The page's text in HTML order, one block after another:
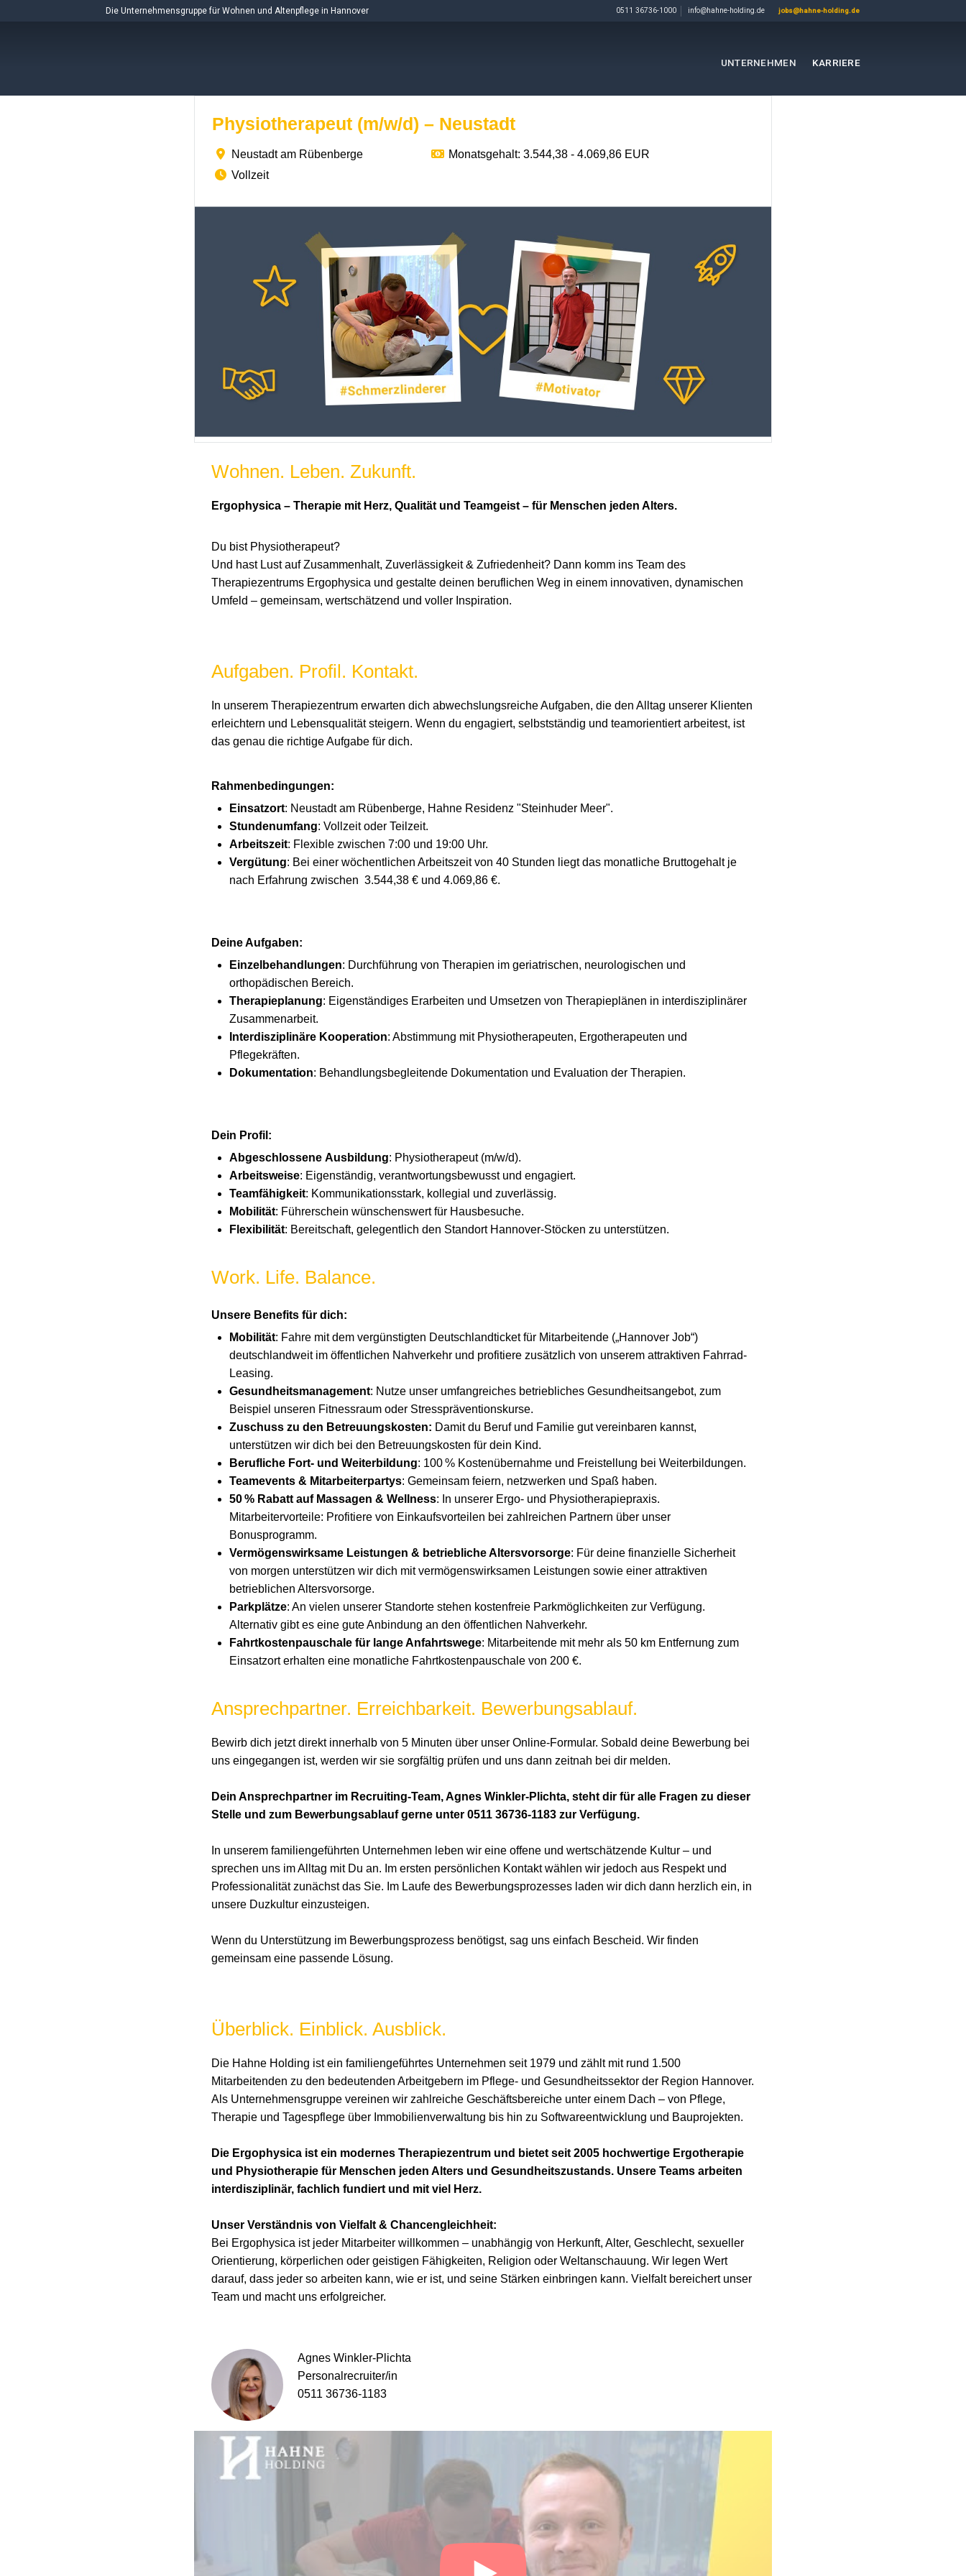
Die Unternehmensgruppe für Wohnen und Altenpflege in Hannover 0511 36736-1000 info@hahne-holding.de jobs@hahne-holding.de
UNTERNEHMEN KARRIERE
Physiotherapeut (m/w/d) – Neustadt
Neustadt am Rübenberge
Vollzeit
Monatsgehalt: 3.544,38 - 4.069,86 EUR
Wohnen. Leben. Zukunft.
Ergophysica – Therapie mit Herz, Qualität und Teamgeist – für Menschen jeden Alters.
Du bist Physiotherapeut?
Und hast Lust auf Zusammenhalt, Zuverlässigkeit & Zufriedenheit? Dann komm ins Team des
Therapiezentrums Ergophysica und gestalte deinen beruflichen Weg in einem innovativen, dynamischen
Umfeld – gemeinsam, wertschätzend und voller Inspiration.
Aufgaben. Profil. Kontakt.
In unserem Therapiezentrum erwarten dich abwechslungsreiche Aufgaben, die den Alltag unserer Klienten
erleichtern und Lebensqualität steigern. Wenn du engagiert, selbstständig und teamorientiert arbeitest, ist
das genau die richtige Aufgabe für dich.
Rahmenbedingungen:
Einsatzort: Neustadt am Rübenberge, Hahne Residenz "Steinhuder Meer".
Stundenumfang: Vollzeit oder Teilzeit.
Arbeitszeit: Flexible zwischen 7:00 und 19:00 Uhr.
Vergütung: Bei einer wöchentlichen Arbeitszeit von 40 Stunden liegt das monatliche Bruttogehalt je
nach Erfahrung zwischen 3.544,38 € und 4.069,86 €.
Deine Aufgaben:
Einzelbehandlungen: Durchführung von Therapien im geriatrischen, neurologischen und
orthopädischen Bereich.
Therapieplanung: Eigenständiges Erarbeiten und Umsetzen von Therapieplänen in interdisziplinärer
Zusammenarbeit.
Interdisziplinäre Kooperation: Abstimmung mit Physiotherapeuten, Ergotherapeuten und
Pflegekräften.
Dokumentation: Behandlungsbegleitende Dokumentation und Evaluation der Therapien.
Dein Profil:
Abgeschlossene Ausbildung: Physiotherapeut (m/w/d).
Arbeitsweise: Eigenständig, verantwortungsbewusst und engagiert.
Teamfähigkeit: Kommunikationsstark, kollegial und zuverlässig.
Mobilität: Führerschein wünschenswert für Hausbesuche.
Flexibilität: Bereitschaft, gelegentlich den Standort Hannover-Stöcken zu unterstützen.
Work. Life. Balance.
Unsere Benefits für dich:
Mobilität: Fahre mit dem vergünstigten Deutschlandticket für Mitarbeitende („Hannover Job“)
deutschlandweit im öffentlichen Nahverkehr und profitiere zusätzlich von unserem attraktiven Fahrrad-
Leasing.
Gesundheitsmanagement: Nutze unser umfangreiches betriebliches Gesundheitsangebot, zum
Beispiel unseren Fitnessraum oder Stresspräventionskurse.
Zuschuss zu den Betreuungskosten: Damit du Beruf und Familie gut vereinbaren kannst,
unterstützen wir dich bei den Betreuungskosten für dein Kind.
Berufliche Fort- und Weiterbildung: 100 % Kostenübernahme und Freistellung bei Weiterbildungen.
Teamevents & Mitarbeiterpartys: Gemeinsam feiern, netzwerken und Spaß haben.
50 % Rabatt auf Massagen & Wellness: In unserer Ergo- und Physiotherapiepraxis.
Mitarbeitervorteile: Profitiere von Einkaufsvorteilen bei zahlreichen Partnern über unser
Bonusprogramm.
Vermögenswirksame Leistungen & betriebliche Altersvorsorge: Für deine finanzielle Sicherheit
von morgen unterstützen wir dich mit vermögenswirksamen Leistungen sowie einer attraktiven
betrieblichen Altersvorsorge.
Parkplätze: An vielen unserer Standorte stehen kostenfreie Parkmöglichkeiten zur Verfügung.
Alternativ gibt es eine gute Anbindung an den öffentlichen Nahverkehr.
Fahrtkostenpauschale für lange Anfahrtswege: Mitarbeitende mit mehr als 50 km Entfernung zum
Einsatzort erhalten eine monatliche Fahrtkostenpauschale von 200 €.
Ansprechpartner. Erreichbarkeit. Bewerbungsablauf.
Bewirb dich jetzt direkt innerhalb von 5 Minuten über unser Online-Formular. Sobald deine Bewerbung bei
uns eingegangen ist, werden wir sie sorgfältig prüfen und uns dann zeitnah bei dir melden.
Dein Ansprechpartner im Recruiting-Team, Agnes Winkler-Plichta, steht dir für alle Fragen zu dieser
Stelle und zum Bewerbungsablauf gerne unter 0511 36736-1183 zur Verfügung.
In unserem familiengeführten Unternehmen leben wir eine offene und wertschätzende Kultur – und
sprechen uns im Alltag mit Du an. Im ersten persönlichen Kontakt wählen wir jedoch aus Respekt und
Professionalität zunächst das Sie. Im Laufe des Bewerbungsprozesses laden wir dich dann herzlich ein, in
unsere Duzkultur einzusteigen.
Wenn du Unterstützung im Bewerbungsprozess benötigst, sag uns einfach Bescheid. Wir finden
gemeinsam eine passende Lösung.
Überblick. Einblick. Ausblick.
Die Hahne Holding ist ein familiengeführtes Unternehmen seit 1979 und zählt mit rund 1.500
Mitarbeitenden zu den bedeutenden Arbeitgebern im Pflege- und Gesundheitssektor der Region Hannover.
Als Unternehmensgruppe vereinen wir zahlreiche Geschäftsbereiche unter einem Dach – von Pflege,
Therapie und Tagespflege über Immobilienverwaltung bis hin zu Softwareentwicklung und Bauprojekten.
Die Ergophysica ist ein modernes Therapiezentrum und bietet seit 2005 hochwertige Ergotherapie
und Physiotherapie für Menschen jeden Alters und Gesundheitszustands. Unsere Teams arbeiten
interdisziplinär, fachlich fundiert und mit viel Herz.
Unser Verständnis von Vielfalt & Chancengleichheit:
Bei Ergophysica ist jeder Mitarbeiter willkommen – unabhängig von Herkunft, Alter, Geschlecht, sexueller
Orientierung, körperlichen oder geistigen Fähigkeiten, Religion oder Weltanschauung. Wir legen Wert
darauf, dass jeder so arbeiten kann, wie er ist, und seine Stärken einbringen kann. Vielfalt bereichert unser
Team und macht uns erfolgreicher.
Agnes Winkler-Plichta
Personalrecruiter/in
0511 36736-1183